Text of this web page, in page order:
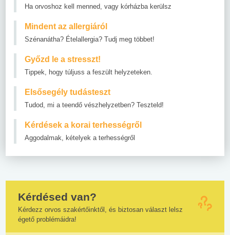
Ha orvoshoz kell menned, vagy kórházba kerülsz
Mindent az allergiáról
Szénanátha? Ételallergia? Tudj meg többet!
Győzd le a stresszt!
Tippek, hogy túljuss a feszült helyzeteken.
Elsősegély tudásteszt
Tudod, mi a teendő vészhelyzetben? Teszteld!
Kérdések a korai terhességről
Aggodalmak, kételyek a terhességről
Kérdésed van?
Kérdezz orvos szakértőinktől, és biztosan választ lelsz
égető problémáidra!